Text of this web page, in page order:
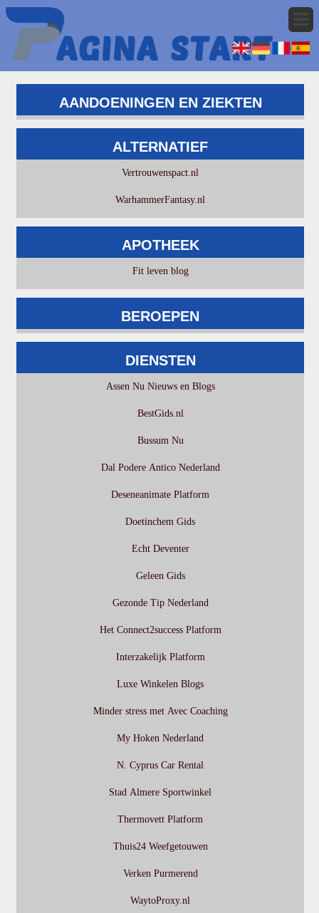
AANDOENINGEN EN ZIEKTEN
ALTERNATIEF
Vertrouwenspact.nl
WarhammerFantasy.nl
APOTHEEK
Fit leven blog
BEROEPEN
DIENSTEN
Assen Nu Nieuws en Blogs
BestGids.nl
Bussum Nu
Dal Podere Antico Nederland
Deseneanimate Platform
Doetinchem Gids
Echt Deventer
Geleen Gids
Gezonde Tip Nederland
Het Connect2success Platform
Interzakelijk Platform
Luxe Winkelen Blogs
Minder stress met Avec Coaching
My Hoken Nederland
N. Cyprus Car Rental
Stad Almere Sportwinkel
Thermovett Platform
Thuis24 Weefgetouwen
Verken Purmerend
WaytoProxy.nl